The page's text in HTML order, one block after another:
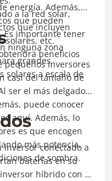
a la red solar,
que incluyen
solares, etc.
beneficios
energía. Además,
que pueden
Es importante tener
ninguna zona
grandes
solares a escala de
pequeños inversores
casi del tamaño de
ser el más delgado,
puede conocer
aquí. Además, lo
es que encogen
más potencia,
de sombra.
conectado a
baterías en su
híbrido con la